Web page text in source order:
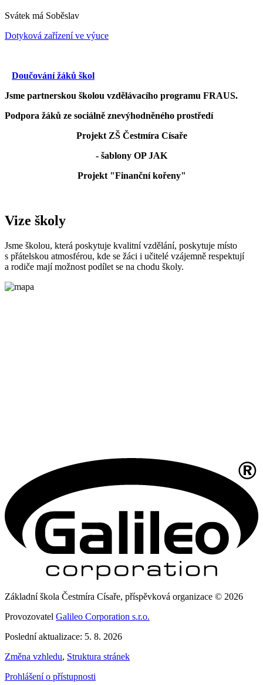
Svátek má Soběslav
Dotyková zařízení ve výuce
Doučování žáků škol
Jsme partnerskou školou vzdělávacího programu FRAUS.
Podpora žáků ze sociálně znevýhodněného prostředí
Projekt ZŠ Čestmíra Císaře
- šablony OP JAK
Projekt "Finanční kořeny"
Vize školy
Jsme školou, která poskytuje kvalitní vzdělání, poskytuje místo
s přátelskou atmosférou, kde se žáci i učitelé vzájemně respektují
a rodiče mají možnost podílet se na chodu školy.
Základní škola Čestmíra Císaře, příspěvková organizace © 2026
Provozovatel Galileo Corporation s.r.o.
Poslední aktualizace: 5. 8. 2026
Změna vzhledu, Struktura stránek
Prohlášení o přístupnosti